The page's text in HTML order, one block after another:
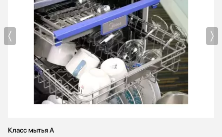
Класс мытья A